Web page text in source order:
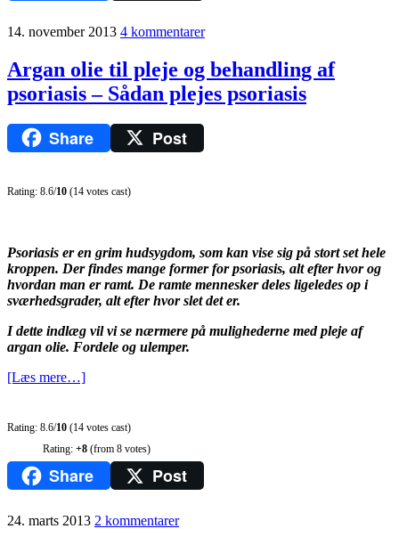
14. november 2013 4 kommentarer
Argan olie til pleje og behandling af
psoriasis – Sådan plejes psoriasis
Share
Post
Rating: 8.6/10 (14 votes cast)
Psoriasis er en grim hudsygdom, som kan vise sig på stort set hele
kroppen. Der findes mange former for psoriasis, alt efter hvor og
hvordan man er ramt. De ramte mennesker deles ligeledes op i
sværhedsgrader, alt efter hvor slet det er.
I dette indlæg vil vi se nærmere på mulighederne med pleje af
argan olie. Fordele og ulemper.
[Læs mere…]
Rating: 8.6/10 (14 votes cast)
Rating: +8 (from 8 votes)
Share Post
24. marts 2013 2 kommentarer